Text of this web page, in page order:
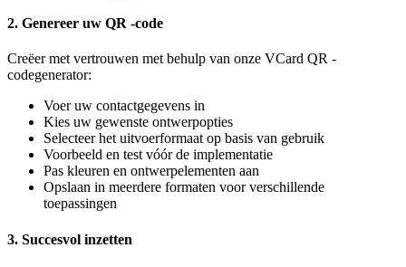
2. Genereer uw QR -code
Creëer met vertrouwen met behulp van onze VCard QR -
codegenerator:
Voer uw contactgegevens in
Kies uw gewenste ontwerpopties
Selecteer het uitvoerformaat op basis van gebruik
Voorbeeld en test vóór de implementatie
Pas kleuren en ontwerpelementen aan
Opslaan in meerdere formaten voor verschillende
toepassingen
3. Succesvol inzetten